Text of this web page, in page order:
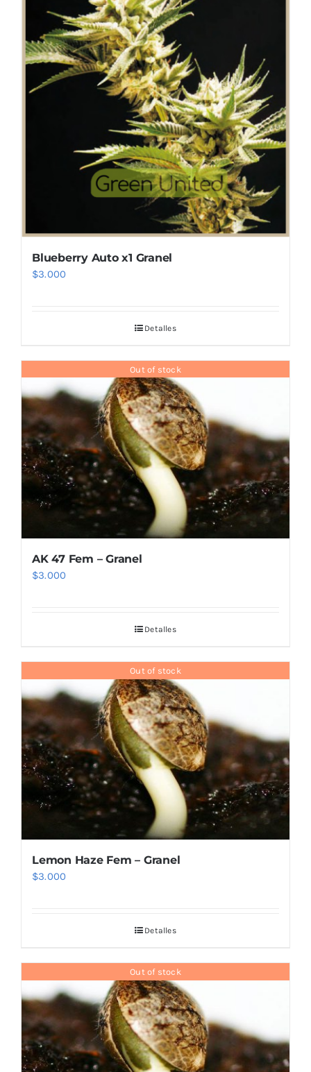
Blueberry Auto x1 Granel
$3.000
Detalles
Out of stock
AK 47 Fem – Granel
$3.000
Detalles
Out of stock
Lemon Haze Fem – Granel
$3.000
Detalles
Out of stock